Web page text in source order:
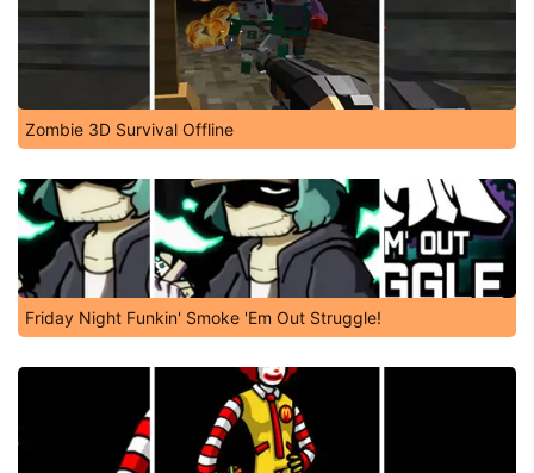
Zombie 3D Survival Offline
Friday Night Funkin' Smoke 'Em Out Struggle!